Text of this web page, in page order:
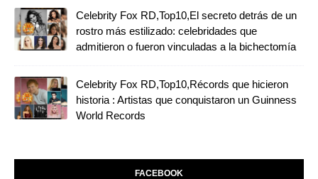
Celebrity Fox RD,Top10,El secreto detrás de un
rostro más estilizado: celebridades que
admitieron o fueron vinculadas a la bichectomía
Celebrity Fox RD,Top10,Récords que hicieron
historia : Artistas que conquistaron un Guinness
World Records
FACEBOOK